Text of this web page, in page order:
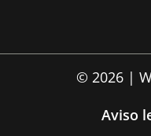
© 2026 |
Aviso